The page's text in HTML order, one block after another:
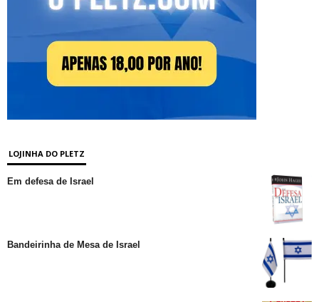
LOJINHA DO PLETZ
Em defesa de Israel
Bandeirinha de Mesa de Israel